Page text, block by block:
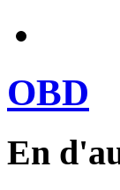
OBD
En